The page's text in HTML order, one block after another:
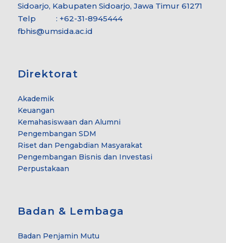
Sidoarjo, Kabupaten Sidoarjo, Jawa Timur 61271
Telp : +62-31-8945444
fbhis@umsida.ac.id
Direktorat
Akademik
Keuangan
Kemahasiswaan dan Alumni
Pengembangan SDM
Riset dan Pengabdian Masyarakat
Pengembangan Bisnis dan Investasi
Perpustakaan
Badan & Lembaga
Badan Penjamin Mutu